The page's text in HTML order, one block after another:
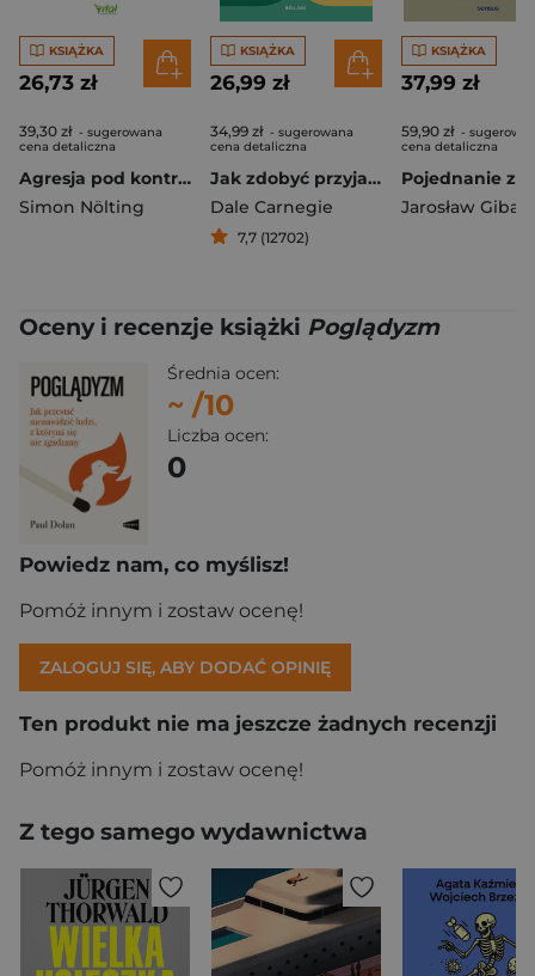
KSIĄŻKA
26,73 zł
39,30 zł - sugerowana
cena detaliczna
Agresja pod kontrolą. 7 najskuteczniejszych technik, które pomogą opanować złość, uspokoić emocje i zwiększyć satysfakcję w życiu
Simon Nölting
KSIĄŻKA
26,99 zł
34,99 zł - sugerowana
cena detaliczna
Jak zdobyć przyjaciół i zjednać sobie ludzi
Dale Carnegie
7,7 (12702)
KSIĄŻKA
37,99 zł
59,90 zł -
cena detaliczna
Jarosław Gibas
Oceny i recenzje książki Poglądyzm
Średnia ocen:
~ /10
Liczba ocen:
0
Powiedz nam, co myślisz!
Pomóż innym i zostaw ocenę!
ZALOGUJ SIĘ, ABY DODAĆ OPINIĘ
Ten produkt nie ma jeszcze żadnych recenzji
Pomóż innym i zostaw ocenę!
Z tego samego wydawnictwa